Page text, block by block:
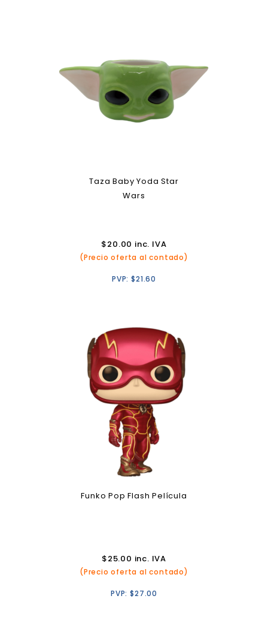
Taza Baby Yoda Star
Wars
$20.00 inc. IVA
(Precio oferta al contado)
PVP:$21.60
Funko Pop Flash Película
$25.00 inc. IVA
(Precio oferta al contado)
PVP:$27.00